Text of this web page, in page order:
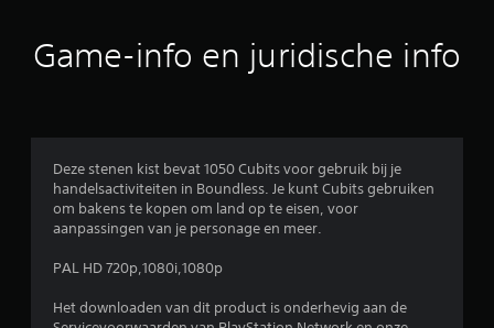
Game-info en juridische info
Deze stenen kist bevat 1050 Cubits voor gebruik bij je
handelsactiviteiten in Boundless. Je kunt Cubits gebruiken
om bakens te kopen om land op te eisen, voor
aanpassingen van je personage en meer.
PAL HD 720p,1080i,1080p
Het downloaden van dit product is onderhevig aan de